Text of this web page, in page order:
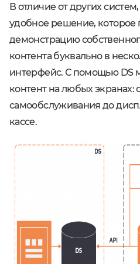
В отличие от других
удобное решение, которое
демонстрацию
контента буквально в
интерфейс. С помощью DS
контент на любых экранах:
самообслуживания до
кассе.